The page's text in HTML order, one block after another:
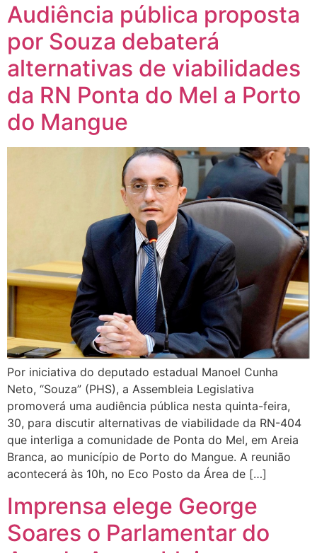
Audiência pública proposta
por Souza debaterá
alternativas de viabilidades
da RN Ponta do Mel a Porto
do Mangue
Por iniciativa do deputado estadual Manoel Cunha
Neto, “Souza” (PHS), a Assembleia Legislativa
promoverá uma audiência pública nesta quinta-feira,
30, para discutir alternativas de viabilidade da RN-404
que interliga a comunidade de Ponta do Mel, em Areia
Branca, ao município de Porto do Mangue. A reunião
acontecerá às 10h, no Eco Posto da Área de […]
Imprensa elege George
Soares o Parlamentar do